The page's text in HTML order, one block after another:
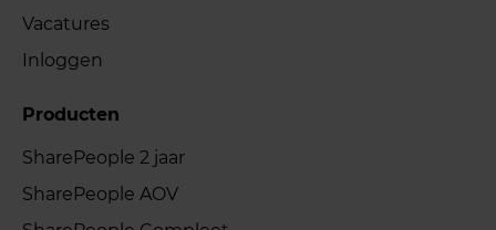
Vacatures
Inloggen
Producten
SharePeople 2 jaar
SharePeople AOV